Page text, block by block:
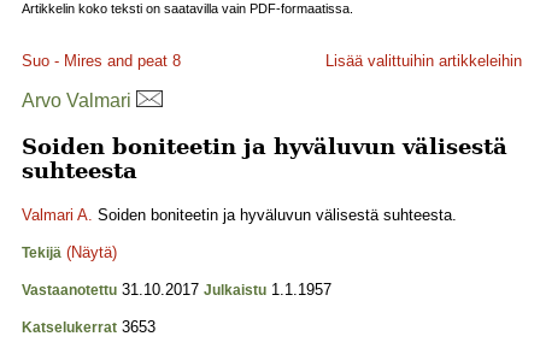
Artikkelin koko teksti on saatavilla vain PDF-formaatissa.
Suo - Mires and peat 8 Lisää valittuihin artikkeleihin
Arvo Valmari
Soiden boniteetin ja hyväluvun välisestä
suhteesta
Valmari A. Soiden boniteetin ja hyväluvun välisestä suhteesta.
Tekijä (Näytä)
Vastaanotettu 31.10.2017 Julkaistu 1.1.1957
Katselukerrat 3653